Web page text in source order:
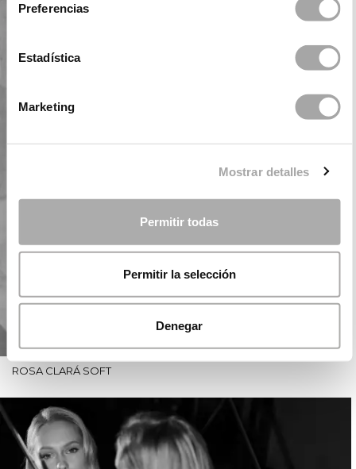
Preferencias
Estadística
Marketing
Mostrar detalles
Permitir todas
Permitir la selección
Denegar
ROSA CLARÁ SOFT